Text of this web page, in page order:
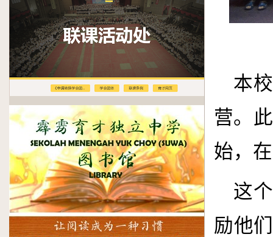
本
营。
始，
这
励他